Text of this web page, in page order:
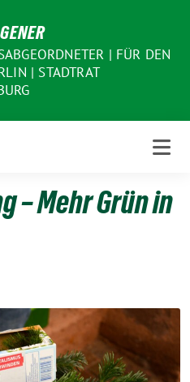
| FÜR DEN
| STADTRAT
– Mehr Grün in